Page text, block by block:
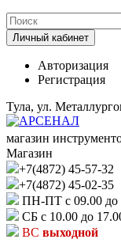
Личный кабинет
Авторизация
Регистрация
Тула, ул.
магазин
Магазин
+7(4872) 45-57-32
+7(4872) 45-02-35
ПН-ПТ с 09.00 до
СБ с 10.00 до
ВС выходной